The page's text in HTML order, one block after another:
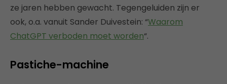
ze jaren hebben gewacht. Tegengeluiden zijn er
ook, o.a. vanuit Sander Duivestein: “Waarom
ChatGPT verboden moet worden“.
Pastiche-machine